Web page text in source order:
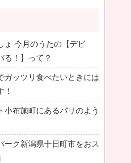
ょ 今月のうたの【デビ
る！】って？
ガッツリ食べたいときには
小布施町にあるパリのよう
ーク新潟県十日町市をおス